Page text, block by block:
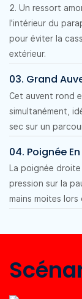
2. Un ressort
l'intérieur du
pour éviter la
extérieur.
03. Grand
Cet auvent rond
simultanément,
sec sur un
04. Poignée
La poignée
pression sur la
mains moites